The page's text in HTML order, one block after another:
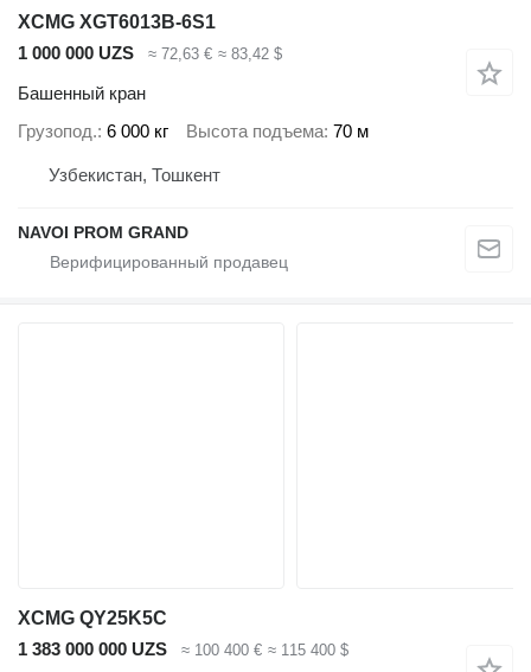
XCMG XGT6013B-6S1
1 000 000 UZS
≈ 72,63 € ≈ 83,42 $
Башенный кран
Грузопод. 6 000 кг Высота подъема 70 м
Узбекистан, Тошкент
NAVOI PROM GRAND
XCMG QY25K5C
1 383 000 000 UZS
≈ 100 400 € ≈ 115 400 $